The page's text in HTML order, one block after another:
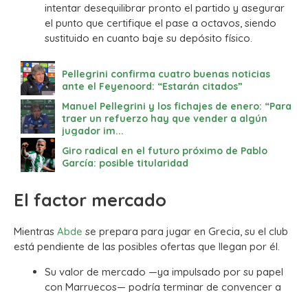
intentar desequilibrar pronto el partido y asegurar
el punto que certifique el pase a octavos, siendo
sustituido en cuanto baje su depósito físico.
Pellegrini confirma cuatro buenas noticias
ante el Feyenoord: “Estarán citados”
Manuel Pellegrini y los fichajes de enero: “Para
traer un refuerzo hay que vender a algún
jugador im...
Giro radical en el futuro próximo de Pablo
García: posible titularidad
El factor mercado
Mientras Abde se prepara para jugar en Grecia, su el club
está pendiente de las posibles ofertas que llegan por él.
Su valor de mercado —ya impulsado por su papel
con Marruecos— podría terminar de convencer a